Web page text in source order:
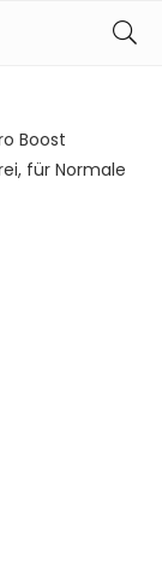
Boost
für Normale